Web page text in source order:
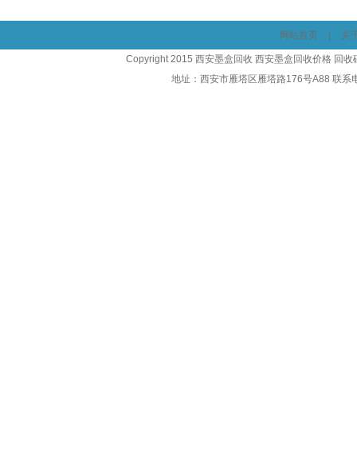
网站首页 关
Copyright 2015 西安墨盒回收 西安墨盒回收价格 回
地址：西安市雁塔区雁塔路176号A88 联